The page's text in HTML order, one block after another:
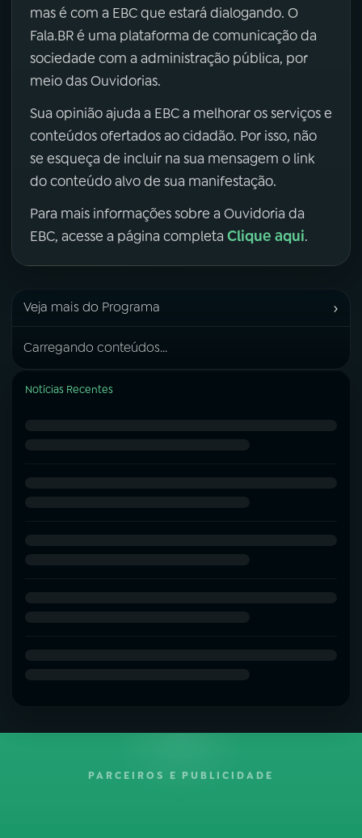
mas é com a EBC que estará dialogando. O
Fala.BR é uma plataforma de comunicação da
sociedade com a administração pública, por
meio das Ouvidorias.
Sua opinião ajuda a EBC a melhorar os serviços e
conteúdos ofertados ao cidadão. Por isso, não
se esqueça de incluir na sua mensagem o link
do conteúdo alvo de sua manifestação.
Para mais informações sobre a Ouvidoria da
EBC, acesse a página completa Clique aqui.
Veja mais do Programa ›
Carregando conteúdos...
Notícias Recentes
PARCEIROS E PUBLICIDADE